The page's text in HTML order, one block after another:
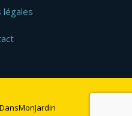
légales